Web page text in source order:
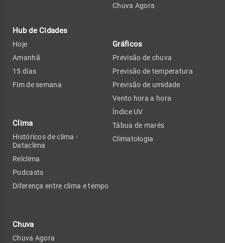
Hub de Cidades
Hoje
Amanhã
15 dias
Fim de semana
Clima
Históricos de clima -
Dataclima
Relclima
Podcasts
Diferença entre clima e tempo
Chuva
Chuva Agora
Chuva Agora
Gráficos
Previsão de chuva
Previsão de temperatura
Previsão de umidade
Vento hora a hora
Índice UV
Tábua de marés
Climatologia